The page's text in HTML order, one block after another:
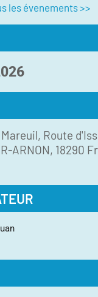
les évenements >>
Mareuil, Route
ARNON, 18290